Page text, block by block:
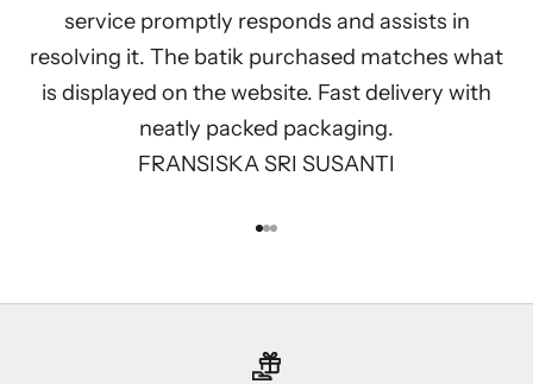
service promptly responds and assists in
resolving it. The batik purchased matches what
is displayed on the website. Fast delivery with
neatly packed packaging.
FRANSISKA SRI SUSANTI
Go to item 1
Go to item 2
Go to item 3